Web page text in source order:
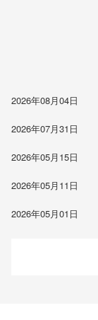
2026年08月04日
2026年07月31日
2026年05月15日
2026年05月11日
2026年05月01日